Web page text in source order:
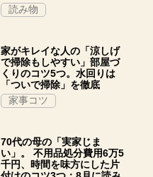
読み物
家がキレイな人の「涼しげ
で掃除もしやすい」部屋づ
くりのコツ5つ。水回りは
「ついで掃除」を徹底
家事コツ
70代の母の「実家じま
い」。 不用品処分費用6万5
千円、時間を味方にした片